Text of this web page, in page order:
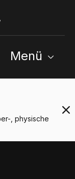
Menü
, physische